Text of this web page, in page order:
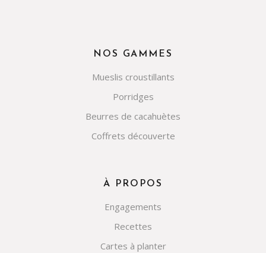
NOS GAMMES
Mueslis croustillants
Porridges
Beurres de cacahuètes
Coffrets découverte
À PROPOS
Engagements
Recettes
Cartes à planter